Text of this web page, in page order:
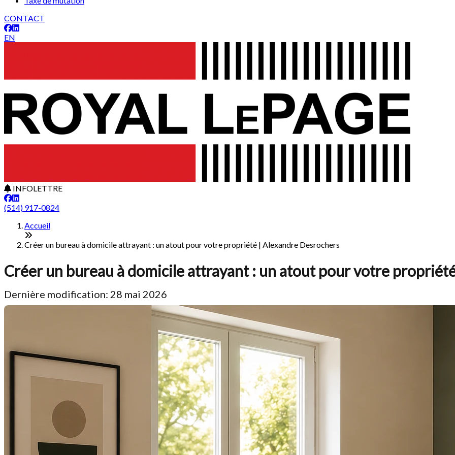
CONTACT
EN
INFOLETTRE
(514) 917-0824
Accueil
Créer un bureau à domicile attrayant : un atout pour votre propriété | Alexandre Desrochers
Créer un bureau à domicile attrayant : un atout pour votre
Dernière modification: 28 mai 2026